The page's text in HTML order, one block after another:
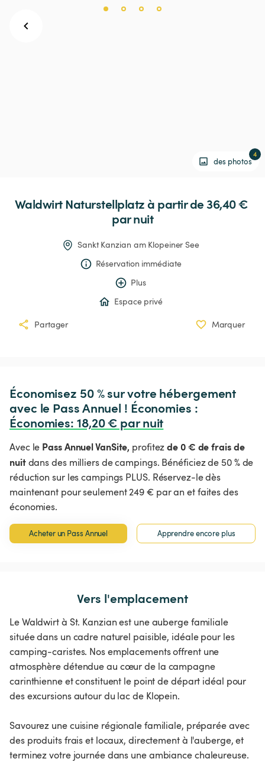
des photos
4
WaldwirtNaturstellplatz à partir de 36,40 €
par nuit
Sankt Kanzian am Klopeiner See
Réservation immédiate
Plus
Espace privé
Partager Marquer
Économisez 50 % sur votre hébergement
avec le Pass Annuel ! Économies :
Économies: 18,20 € par nuit
Avec le Pass Annuel VanSite, profitezde 0 € de frais de
nuitdans des milliers de campings. Bénéficiez de 50 % de
réduction sur les campings PLUS. Réservez-le dès
maintenant pour seulement 249 € par an et faites des
économies.
Acheter un Pass Annuel Apprendre encore plus
Vers l'emplacement
Le Waldwirt à St. Kanzian est une auberge familiale
située dans un cadre naturel paisible, idéale pour les
camping-caristes. Nos emplacements offrent une
atmosphère détendue au cœur de la campagne
carinthienne et constituent le point de départ idéal pour
des excursions autour du lac de Klopein.
Savourez une cuisine régionale familiale, préparée avec
des produits frais et locaux, directement à l'auberge, et
terminez votre journée dans une ambiance chaleureuse.